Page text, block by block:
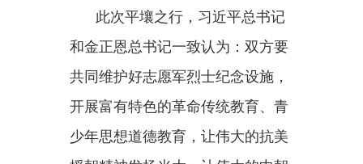
秩序，反对霸权主义和强权政治，
反对一切复活军国主义、危害地区
安全稳定的图谋和行径。”
金正恩总书记笃定回应：“习近